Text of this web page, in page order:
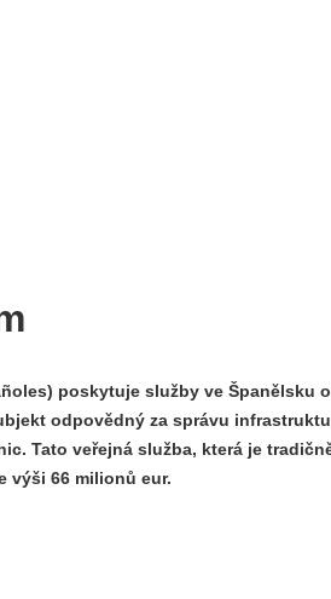
poskytuje služby ve Španělsku
odpovědný za správu
Tato veřejná služba, která je
výši 66 milionů eur.